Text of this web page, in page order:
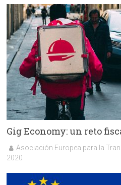
Gig Economy: un reto
Asociación Europea para la
2020